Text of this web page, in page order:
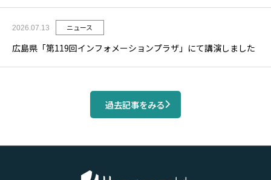
2026.07.13 ニュース
広島県「第119回インフォメーションプラザ」にて講演しました
過去記事をみる